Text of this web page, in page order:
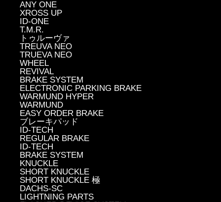
ANY ONE
XROSS UP
ID-ONE
T.M.R.
トゥルーヴァ
TREUVA NEO
TRUEVA NEO
WHEEL
REVIVAL
BRAKE SYSTEM
ELECTRONIC PARKING BRAKE
WARMUND HYPER
WARMUND
EASY ORDER BRAKE
ブレーキパッド
ID-TECH
REGULAR BRAKE
ID-TECH
BRAKE SYSTEM
KNUCKLE
SHORT KNUCKLE
SHORT KNUCKLE 極
DACHS-SC
LIGHTNING PARTS